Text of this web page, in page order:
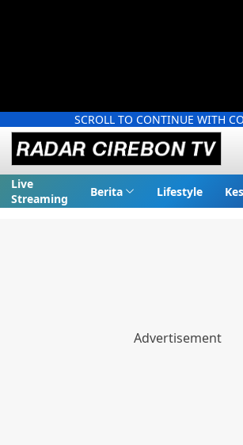
SCROLL TO CONTINUE WITH
Live
Streaming
Berita Lifestyle